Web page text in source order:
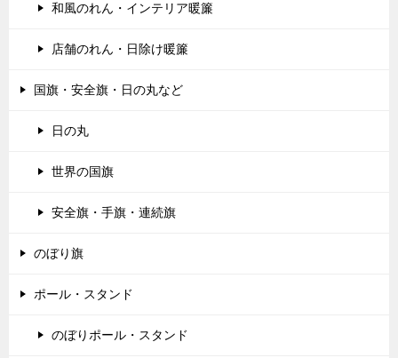
和風のれん・インテリア暖簾
店舗のれん・日除け暖簾
国旗・安全旗・日の丸など
日の丸
世界の国旗
安全旗・手旗・連続旗
のぼり旗
ポール・スタンド
のぼりポール・スタンド